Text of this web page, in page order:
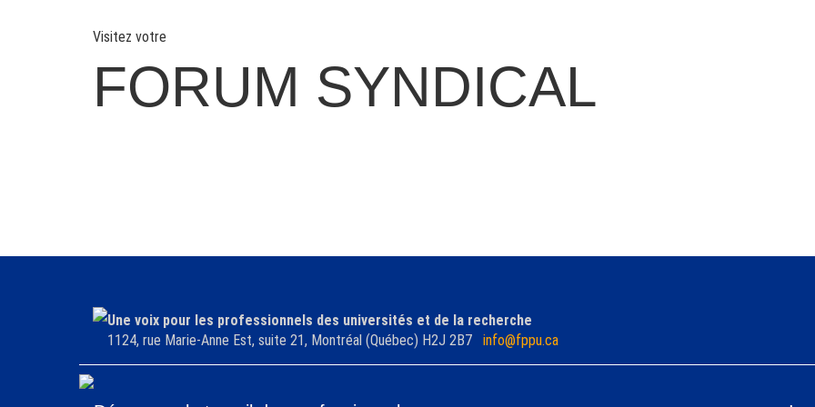
Visitez votre
FORUM SYNDICAL
Une voix pour les professionnels des universités et de la recherche
1124, rue Marie-Anne Est, suite 21, Montréal (Québec) H2J 2B7 info@fppu.ca